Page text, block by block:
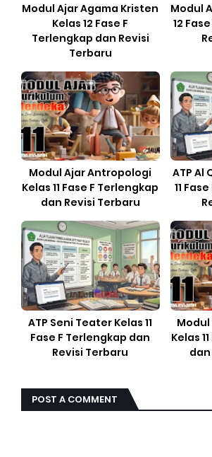
Modul Ajar Agama Kristen
Kelas 12 Fase F
Terlengkap dan Revisi
Terbaru
Modul
12
Modul Ajar Antropologi
Kelas 11 Fase F Terlengkap
dan Revisi Terbaru
ATP Al
11
ATP Seni Teater Kelas 11
Fase F Terlengkap dan
Revisi Terbaru
Modul
Kelas
POST A COMMENT